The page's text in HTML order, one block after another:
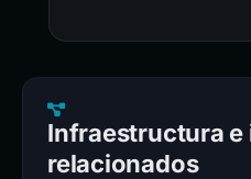
Infraestructura e
relacionados